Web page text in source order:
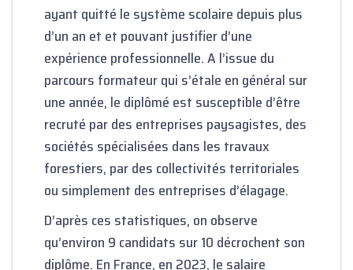
ayant quitté le système scolaire depuis plus
d’un an et et pouvant justifier d’une
expérience professionnelle. A l’issue du
parcours formateur qui s’étale en général sur
une année, le diplômé est susceptible d’être
recruté par des entreprises paysagistes, des
sociétés spécialisées dans les travaux
forestiers, par des collectivités territoriales
ou simplement des entreprises d’élagage.
D’après ces statistiques, on observe
qu’environ 9 candidats sur 10 décrochent son
diplôme. En France, en 2023, le salaire